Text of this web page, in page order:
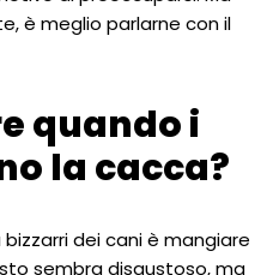
è meglio parlarne con il
quando i
la cacca?
dei cani è mangiare
sembra disgustoso, ma